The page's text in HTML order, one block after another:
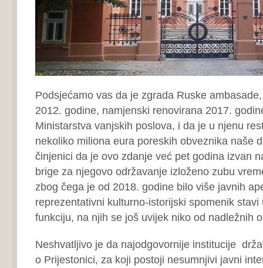
Podsjećamo vas da je zgrada Ruske
2012. godine, namjenski renovirana 2017.
Ministarstva vanjskih poslova, i da je u njenu
nekoliko miliona eura poreskih obveznika naše
činjenici da je ovo zdanje već pet godina izvan
brige za njegovo održavanje izloženo zubu
zbog čega je od 2018. godine bilo više javnih
reprezentativni kulturno-istorijski spomenik stavi
funkciju, na njih se još uvijek niko od nadležnih
Neshvatljivo je da najodgovornije institucije
o Prijestonici, za koji postoji nesumnjivi javni